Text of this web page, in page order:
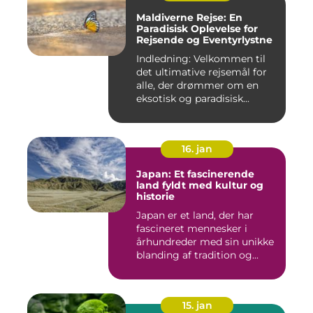
Maldiverne Rejse: En
Paradisisk Oplevelse for
Rejsende og Eventyrlystne
Indledning: Velkommen til
det ultimative rejsemål for
alle, der drømmer om en
eksotisk og paradisisk...
16. jan
Japan: Et fascinerende
land fyldt med kultur og
historie
Japan er et land, der har
fascineret mennesker i
århundreder med sin unikke
blanding af tradition og...
15. jan